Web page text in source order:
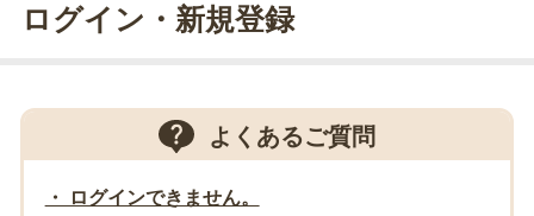
ログイン・新規登録
よくあるご質問
・ ログインできません。